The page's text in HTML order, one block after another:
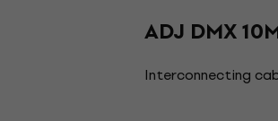
ADJ DMX
Interconnecting